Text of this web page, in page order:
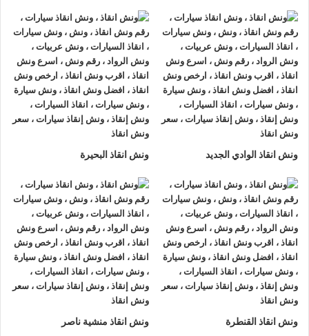
ونش انقاذ سيارات الروادلأنقاذ السيارات اسرع و ارخصونش انقاذ
سيارات في الاميرية بخصم 50% اتصل بنا الان ليصلك
اقرب ونش
انقاذ سيارات في الاميريةهناك العديد من الظروف الطارئة التي قد
تحدث لنا اثناء القيادة علي الطريق فمن الممكن ان تتعرض لحادث
سير مفاجي او ان تتعطل سيارتك وقد تحتاج الي نقلها الي اقرب
مركز صيانة او توكيل.
أذا كنت تبحث عن ونش انقاذ سيارات في الاميرية اتصل بنا الان
علي 01063144040
01093018585
–
01120018852 ونش انقاذ الوادي الجديد ونش انقاذ البحيرة
ونش انقاذ القنطرة ونش انقاذ منشية ناصر